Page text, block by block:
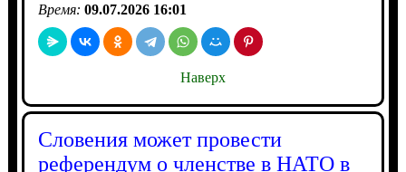
Время: 09.07.2026 16:01
Наверх
Словения может провести
референдум о членстве в НАТО в